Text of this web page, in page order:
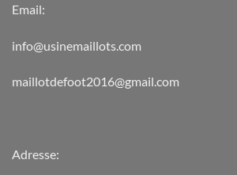
Email:
info@usinemaillots.com
maillotdefoot2016@gmail.com
Adresse: